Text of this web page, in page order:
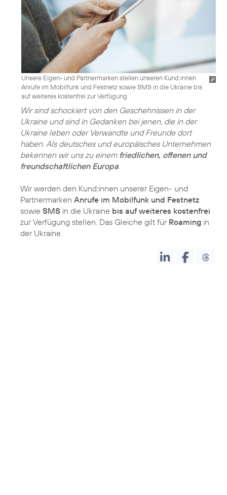
Unsere Eigen- und Partnermarken stellen unseren Kund:innen
Anrufe im Mobilfunk und Festnetz sowie SMS in die Ukraine bis
auf weiteres kostenfrei zur Verfügung.
Wir sind schockiert von den Geschehnissen in der
Ukraine und sind in Gedanken bei jenen, die in der
Ukraine leben oder Verwandte und Freunde dort
haben. Als deutsches und europäisches Unternehmen
bekennen wir uns zu einem friedlichen, offenen und
freundschaftlichen Europa
Wir werden den Kund:innen unserer Eigen- und
Partnermarken Anrufe im Mobilfunk und Festnetz
sowie SMS in die Ukraine bis auf weiteres kostenfrei
zur Verfügung stellen. Das Gleiche gilt für Roaming in
der Ukraine.